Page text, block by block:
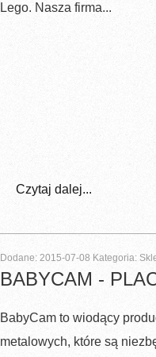
Lego. Nasza firma...
Czytaj dalej...
Dodane: 2015-07-08 Kategoria:
BABYCAM -
BabyCam to wiodący
metalowych, które są